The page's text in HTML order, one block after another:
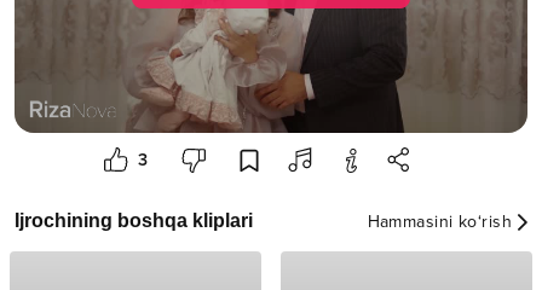
3
Ijrochining boshqa kliplari Hammasini ko‘rish